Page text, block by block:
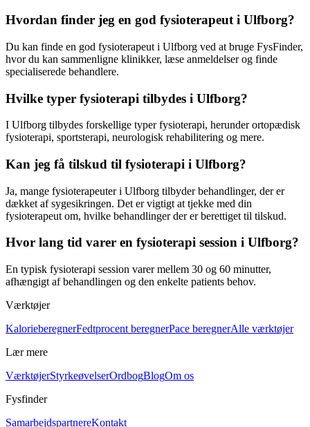
Hvordan finder jeg en god fysioterapeut i Ulfborg?
Du kan finde en god fysioterapeut i Ulfborg ved at bruge FysFinder,
hvor du kan sammenligne klinikker, læse anmeldelser og finde
specialiserede behandlere.
Hvilke typer fysioterapi tilbydes i Ulfborg?
I Ulfborg tilbydes forskellige typerfysioterapi, herunder ortopædisk
fysioterapi, sportsterapi, neurologisk rehabilitering og mere.
Kan jeg få tilskud til fysioterapi i Ulfborg?
Ja, mange fysioterapeuter i Ulfborg tilbyder behandlinger, der er
dækket af sygesikringen. Det er vigtigt at tjekke med din
fysioterapeut om, hvilke behandlinger der er berettiget til tilskud.
Hvor lang tid varer en fysioterapi session i Ulfborg?
En typisk fysioterapi session varer mellem 30 og 60 minutter,
afhængigt af behandlingen og den enkelte patients behov.
Værktøjer
KalorieberegnerFedtprocent beregnerPace beregnerAlle værktøjer
Lær mere
VærktøjerStyrkeøvelserOrdbogBlogOm os
Fysfinder
SamarbejdspartnereKontakt